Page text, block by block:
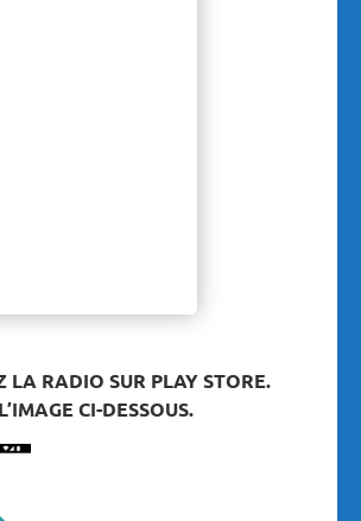
LA RADIO SUR PLAY STORE.
CI-DESSOUS.